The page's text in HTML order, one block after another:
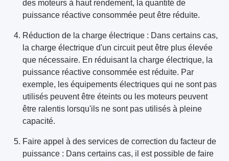
des moteurs à haut rendement, la quantité de
puissance réactive consommée peut être réduite.
Réduction de la charge électrique : Dans certains cas,
la charge électrique d'un circuit peut être plus élevée
que nécessaire. En réduisant la charge électrique, la
puissance réactive consommée est réduite. Par
exemple, les équipements électriques qui ne sont pas
utilisés peuvent être éteints ou les moteurs peuvent
être ralentis lorsqu'ils ne sont pas utilisés à pleine
capacité.
Faire appel à des services de correction du facteur de
puissance : Dans certains cas, il est possible de faire